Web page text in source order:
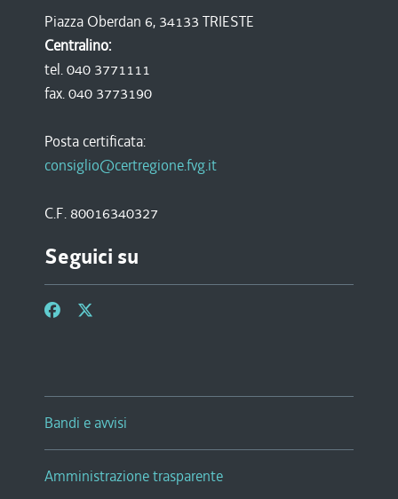
Piazza Oberdan 6, 34133 TRIESTE
Centralino:
tel. 040 3771111
fax. 040 3773190
Posta certificata:
consiglio@certregione.fvg.it
C.F. 80016340327
Seguici su
Bandi e avvisi
Amministrazione trasparente